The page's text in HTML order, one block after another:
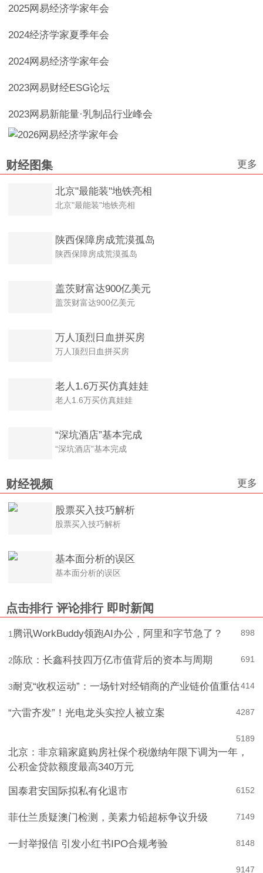
2025网易经济学家年会
2024经济学家夏季年会
2024网易经济学家年会
2023网易财经ESG论坛
2023网易新能量·乳制品行业峰会
财经图集 更多
北京"最能装"地铁亮相
北京"最能装"地铁亮相
陕西保障房成荒漠孤岛
陕西保障房成荒漠孤岛
盖茨财富达900亿美元
盖茨财富达900亿美元
万人顶烈日血拼买房
万人顶烈日血拼买房
老人1.6万买仿真娃娃
老人1.6万买仿真娃娃
“深坑酒店”基本完成
财经视频 更多
股票买入技巧解析
基本面分析的误区
点击排行 评论排行 即时新闻
腾讯WorkBuddy领跑AI办公，阿里和字节急了？
陈欣：长鑫科技四万亿市值背后的资本与周期
耐克“收权运动”：一场针对经销商的产业链价值重估
“六雷齐发”！光电龙头实控人被立案
5
北京：非京籍家庭购房社保个税缴纳年限下调为一年，
公积金贷款额度最高340万元
国泰君安国际拟私有化退市
菲仕兰质疑澳门检测，美素力铅超标争议升级
一封举报信 引发小红书IPO合规考验